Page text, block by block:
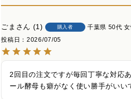
ごま 1 購入者 千葉県 50代
投稿日
2026/07/05
2回目の注文ですが毎回丁寧な対応
ール酵母も癖がなく使い勝手がいい